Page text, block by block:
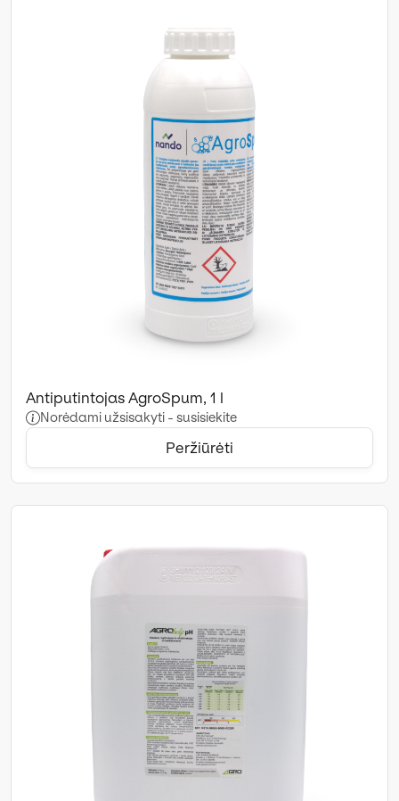
Antiputintojas AgroSpum, 1 l
Norėdami užsisakyti - susisiekite
Peržiūrėti